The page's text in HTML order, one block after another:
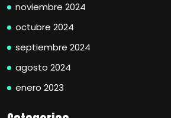
noviembre 2024
octubre 2024
septiembre 2024
agosto 2024
enero 2023